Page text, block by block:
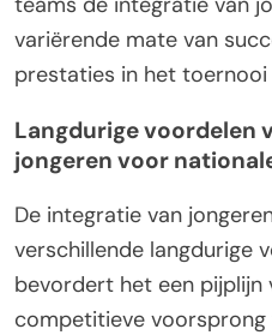
variërende mate van
prestaties in het toernooi
Langdurige voordelen
jongeren voor
De integratie van
verschillende langdurige
bevordert het een pijplijn
competitieve